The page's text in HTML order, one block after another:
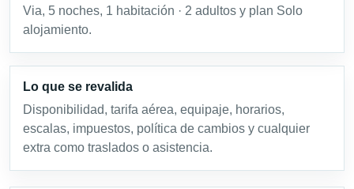
Via, 5 noches, 1 habitación · 2 adultos y plan Solo
alojamiento.
Lo que se revalida
Disponibilidad, tarifa aérea, equipaje, horarios,
escalas, impuestos, política de cambios y cualquier
extra como traslados o asistencia.